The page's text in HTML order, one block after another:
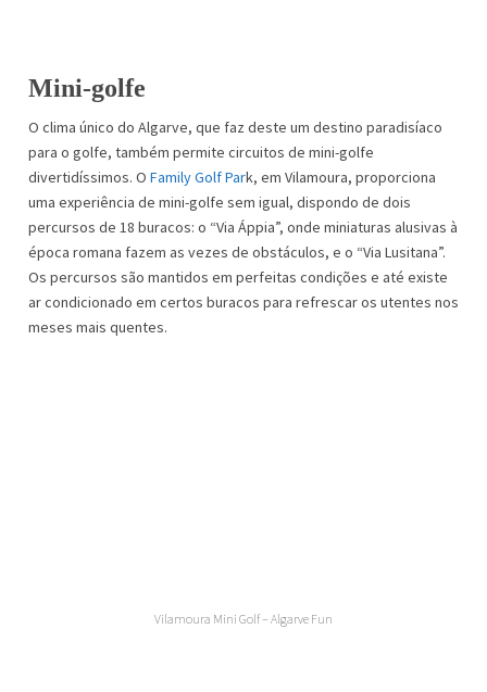
Mini-golfe
O clima único do Algarve, que faz deste um destino paradisíaco
para o golfe, também permite circuitos de mini-golfe
divertidíssimos. O Family Golf Park, em Vilamoura, proporciona
uma experiência de mini-golfe sem igual, dispondo de dois
percursos de 18 buracos: o “Via Áppia”, onde miniaturas alusivas à
época romana fazem as vezes de obstáculos, e o “Via Lusitana”.
Os percursos são mantidos em perfeitas condições e até existe
ar condicionado em certos buracos para refrescar os utentes nos
meses mais quentes.
Vilamoura Mini Golf – Algarve Fun